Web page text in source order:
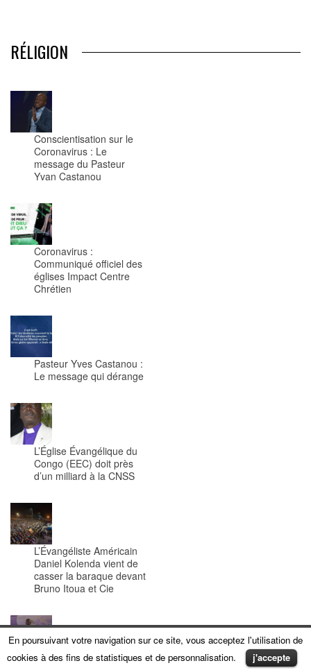
RÉLIGION
Conscientisation sur le
Coronavirus : Le
message du Pasteur
Yvan Castanou
Coronavirus :
Communiqué officiel des
églises Impact Centre
Chrétien
Pasteur Yves Castanou :
Le message qui dérange
L’Église Évangélique du
Congo (EEC) doit près
d’un milliard à la CNSS
L’Évangéliste Américain
Daniel Kolenda vient de
casser la baraque devant
Bruno Itoua et Cie
Pasteur Frédéric
En poursuivant votre navigation sur ce site, vous acceptez l'utilisation de
cookies à des fins de statistiques et de personnalisation.
j'accepte